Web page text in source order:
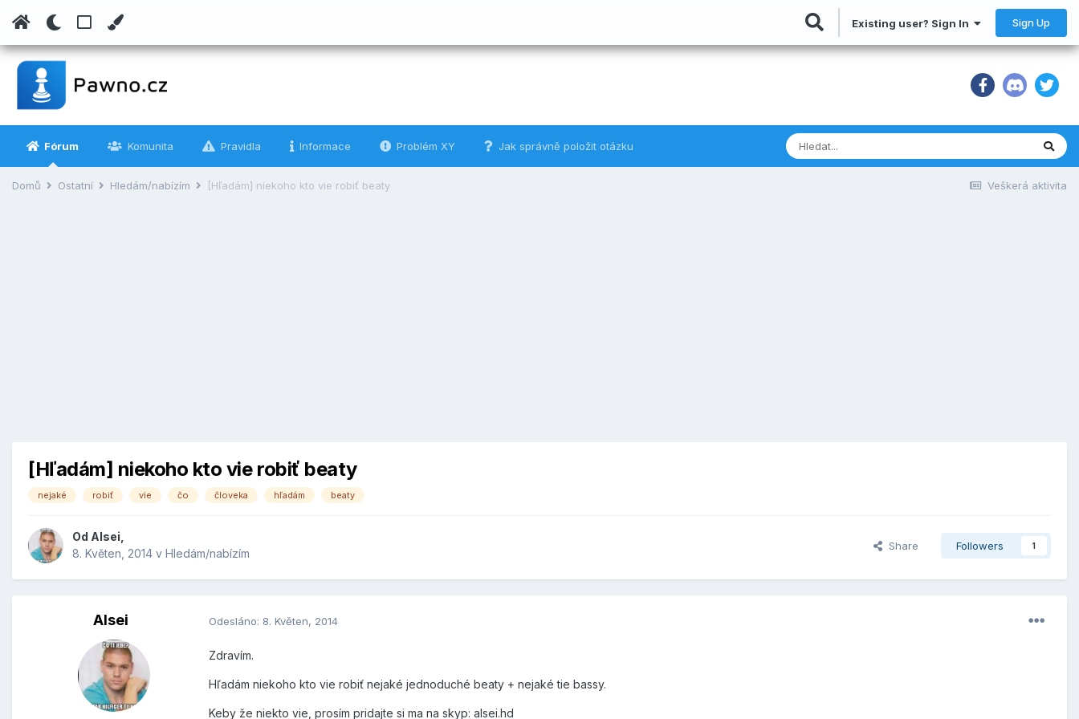
Existing user? Sign In Sign Up
Fórum Komunita Pravidla Informace Problém XY Jak správně položit otázku
Veškerá aktivita
Domů Ostatní Hledám/nabízím [Hľadám] niekoho kto vie robiť beaty
[Hľadám] niekoho kto vie robiť beaty
nejaké robiť vie čo človeka hľadám beaty
Od Alsei
8. Květen, 2014 v Hledám/nabízím
Share Followers 1
Alsei Odesláno: 8. Květen, 2014
Zdravím.
Hľadám niekoho kto vie robiť nejaké jednoduché beaty + nejaké tie bassy.
Keby že niekto vie, prosím pridajte si ma na skyp: alsei.hd